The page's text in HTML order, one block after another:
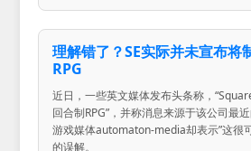
理解错了？SE实际并未宣布将
RPG
近日，一些英文媒体发布头条称，
回合制RPG”，并称消息来源于该公司最
游戏媒体automaton-media却表示”这很
的误解。